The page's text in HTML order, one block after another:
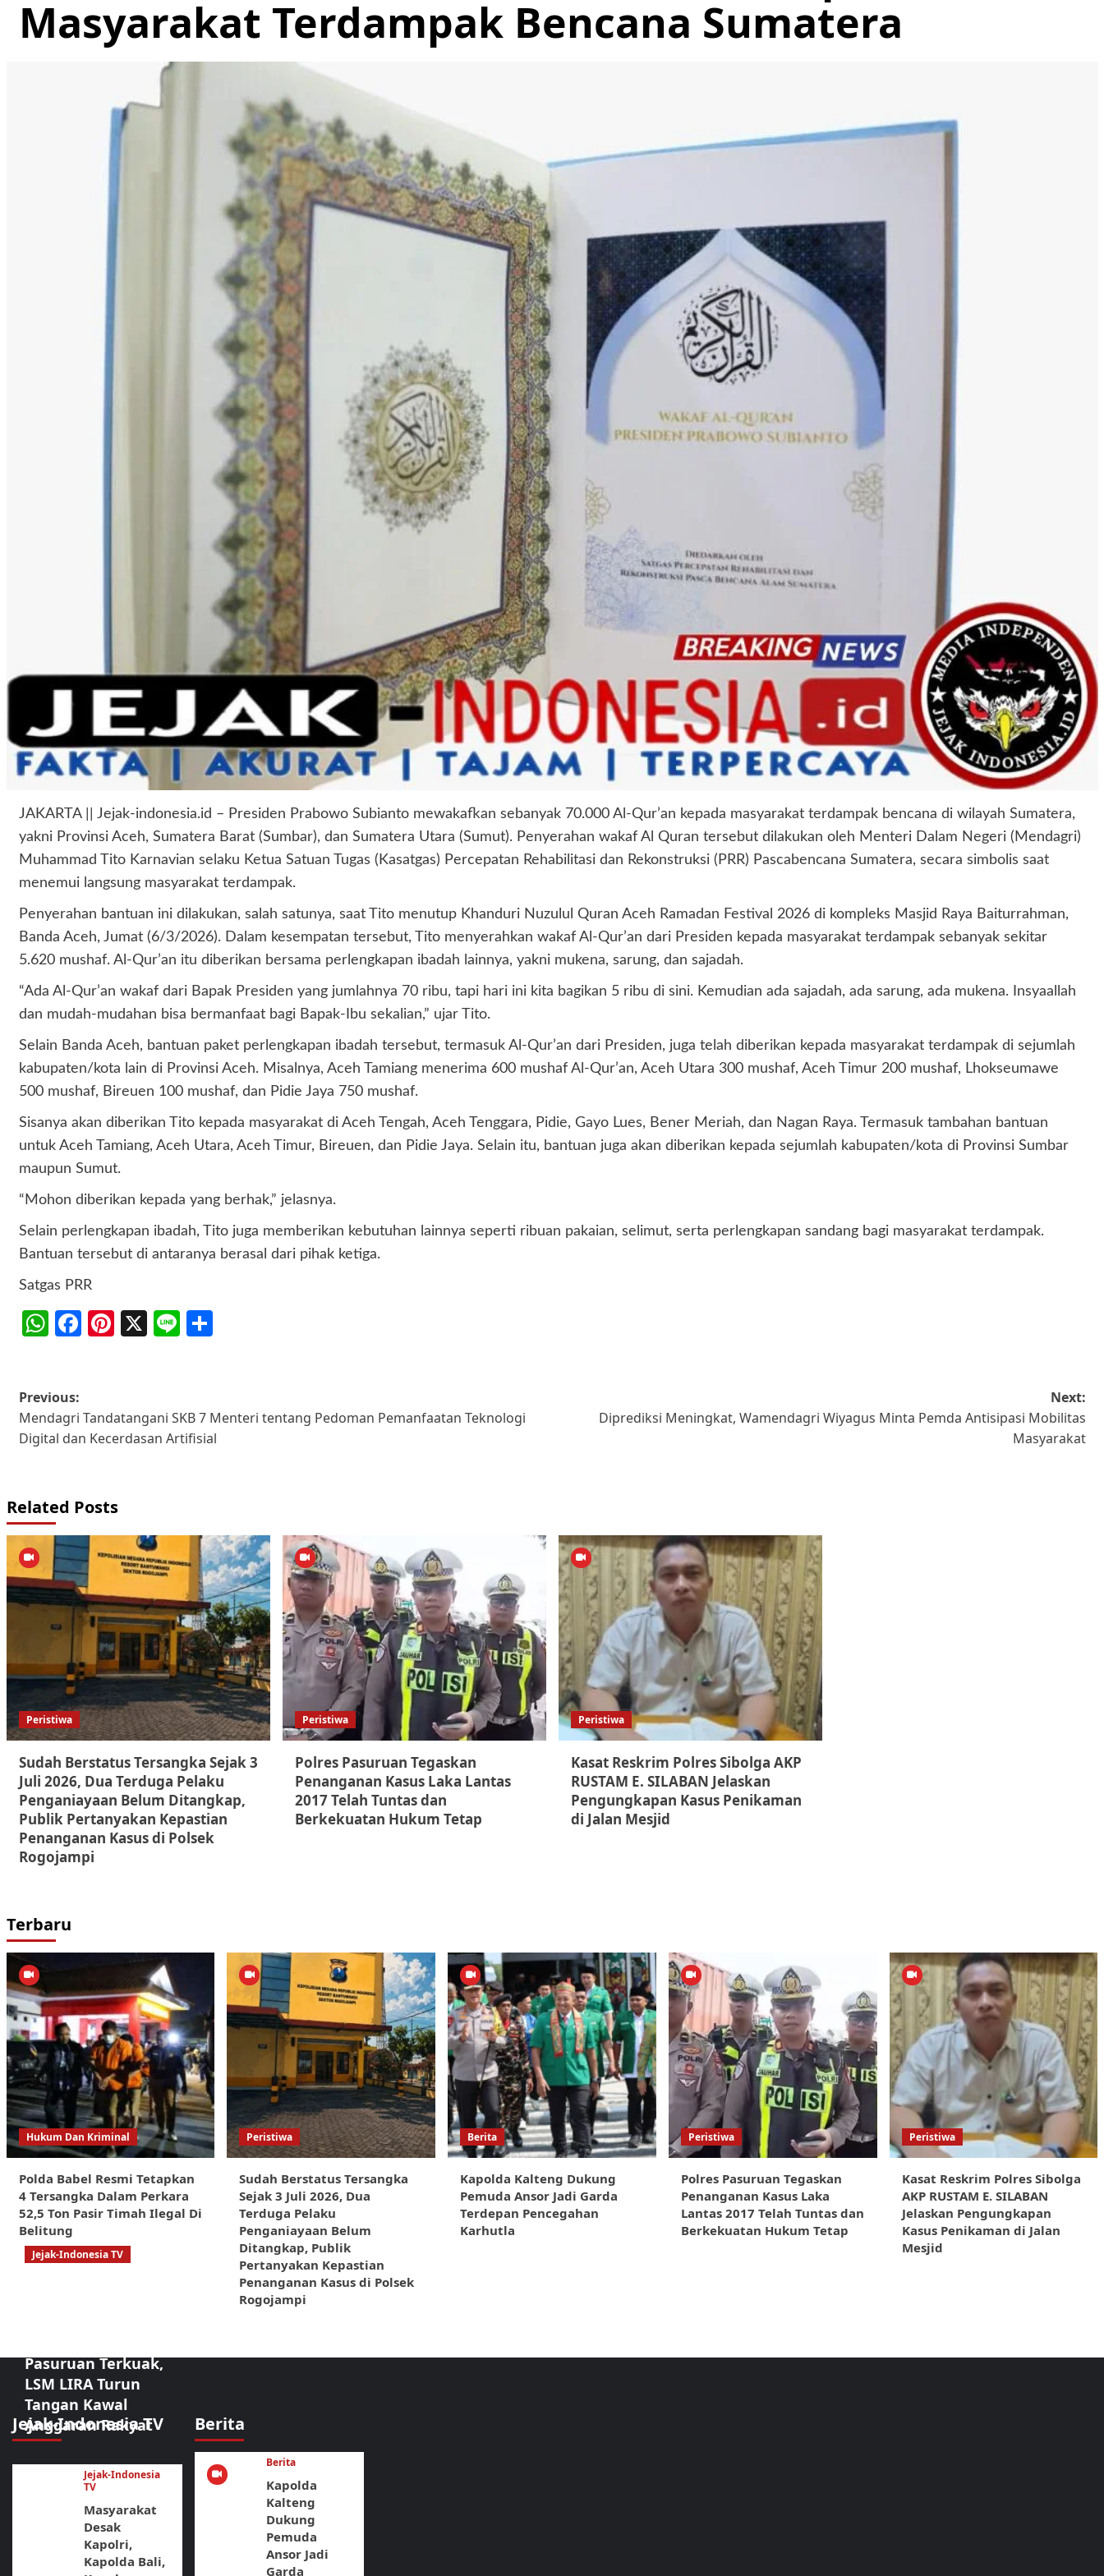
Masyarakat Terdampak Bencana Sumatera
JAKARTA || Jejak-indonesia.id – Presiden Prabowo Subianto mewakafkan sebanyak 70.000 Al-Qur’an kepada masyarakat terdampak bencana di wilayah Sumatera,
yakni Provinsi Aceh, Sumatera Barat (Sumbar), dan Sumatera Utara (Sumut). Penyerahan wakaf Al Quran tersebut dilakukan oleh Menteri Dalam Negeri (Mendagri)
Muhammad Tito Karnavian selaku Ketua Satuan Tugas (Kasatgas) Percepatan Rehabilitasi dan Rekonstruksi (PRR) Pascabencana Sumatera, secara simbolis saat
menemui langsung masyarakat terdampak.
Penyerahan bantuan ini dilakukan, salah satunya, saat Tito menutup Khanduri Nuzulul Quran Aceh Ramadan Festival 2026 di kompleks Masjid Raya Baiturrahman,
Banda Aceh, Jumat (6/3/2026). Dalam kesempatan tersebut, Tito menyerahkan wakaf Al-Qur’an dari Presiden kepada masyarakat terdampak sebanyak sekitar
5.620 mushaf. Al-Qur’an itu diberikan bersama perlengkapan ibadah lainnya, yakni mukena, sarung, dan sajadah.
“Ada Al-Qur’an wakaf dari Bapak Presiden yang jumlahnya 70 ribu, tapi hari ini kita bagikan 5 ribu di sini. Kemudian ada sajadah, ada sarung, ada mukena. Insyaallah
dan mudah-mudahan bisa bermanfaat bagi Bapak-Ibu sekalian,” ujar Tito.
Selain Banda Aceh, bantuan paket perlengkapan ibadah tersebut, termasuk Al-Qur’an dari Presiden, juga telah diberikan kepada masyarakat terdampak di sejumlah
kabupaten/kota lain di Provinsi Aceh. Misalnya, Aceh Tamiang menerima 600 mushaf Al-Qur’an, Aceh Utara 300 mushaf, Aceh Timur 200 mushaf, Lhokseumawe
500 mushaf, Bireuen 100 mushaf, dan Pidie Jaya 750 mushaf.
Sisanya akan diberikan Tito kepada masyarakat di Aceh Tengah, Aceh Tenggara, Pidie, Gayo Lues, Bener Meriah, dan Nagan Raya. Termasuk tambahan bantuan
untuk Aceh Tamiang, Aceh Utara, Aceh Timur, Bireuen, dan Pidie Jaya. Selain itu, bantuan juga akan diberikan kepada sejumlah kabupaten/kota di Provinsi Sumbar
maupun Sumut.
“Mohon diberikan kepada yang berhak,” jelasnya.
Selain perlengkapan ibadah, Tito juga memberikan kebutuhan lainnya seperti ribuan pakaian, selimut, serta perlengkapan sandang bagi masyarakat terdampak.
Bantuan tersebut di antaranya berasal dari pihak ketiga.
Satgas PRR
WhatsApp
Facebook
Pinterest
X Line
Post
navigation
Previous:
Mendagri Tandatangani SKB 7 Menteri tentang Pedoman Pemanfaatan Teknologi
Digital dan Kecerdasan Artifisial
Next:
Diprediksi Meningkat, Wamendagri Wiyagus Minta Pemda Antisipasi Mobilitas
Masyarakat
Related Posts
Peristiwa
Sudah Berstatus Tersangka Sejak 3
Juli 2026, Dua Terduga Pelaku
Penganiayaan Belum Ditangkap,
Publik Pertanyakan Kepastian
Penanganan Kasus di Polsek
Rogojampi
Peristiwa
Polres Pasuruan Tegaskan
Penanganan Kasus Laka Lantas
2017 Telah Tuntas dan
Berkekuatan Hukum Tetap
Peristiwa
Kasat Reskrim Polres Sibolga AKP
RUSTAM E. SILABAN Jelaskan
Pengungkapan Kasus Penikaman
di Jalan Mesjid
Terbaru
Hukum Dan Kriminal
Polda Babel Resmi Tetapkan
4 Tersangka Dalam Perkara
52,5 Ton Pasir Timah Ilegal Di
Belitung
Peristiwa
Sudah Berstatus Tersangka
Sejak 3 Juli 2026, Dua
Terduga Pelaku
Penganiayaan Belum
Ditangkap, Publik
Pertanyakan Kepastian
Penanganan Kasus di Polsek
Rogojampi
Berita
Kapolda Kalteng Dukung
Pemuda Ansor Jadi Garda
Terdepan Pencegahan
Karhutla
Peristiwa
Polres Pasuruan Tegaskan
Penanganan Kasus Laka
Lantas 2017 Telah Tuntas dan
Berkekuatan Hukum Tetap
Peristiwa
Kasat Reskrim Polres Sibolga
AKP RUSTAM E. SILABAN
Jelaskan Pengungkapan
Kasus Penikaman di Jalan
Mesjid
Jejak-Indonesia TV
Jejak-Indonesia TV
Pasuruan Terkuak,
LSM LIRA Turun
Tangan Kawal
Anggaran Rakyat
Jejak-Indonesia
TV
Masyarakat
Desak
Kapolri,
Kapolda Bali,
Berita
Berita
Kapolda
Kalteng
Dukung
Pemuda
Ansor Jadi
Garda